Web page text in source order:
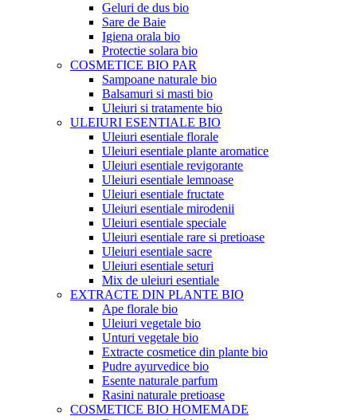
Geluri de dus bio
Sare de Baie
Igiena orala bio
Protectie solara bio
COSMETICE BIO PAR
Sampoane naturale bio
Balsamuri si masti bio
Uleiuri si tratamente bio
ULEIURI ESENTIALE BIO
Uleiuri esentiale florale
Uleiuri esentiale plante aromatice
Uleiuri esentiale revigorante
Uleiuri esentiale lemnoase
Uleiuri esentiale fructate
Uleiuri esentiale mirodenii
Uleiuri esentiale speciale
Uleiuri esentiale rare si pretioase
Uleiuri esentiale sacre
Uleiuri esentiale seturi
Mix de uleiuri esentiale
EXTRACTE DIN PLANTE BIO
Ape florale bio
Uleiuri vegetale bio
Unturi vegetale bio
Extracte cosmetice din plante bio
Pudre ayurvedice bio
Esente naturale parfum
Rasini naturale pretioase
COSMETICE BIO HOMEMADE